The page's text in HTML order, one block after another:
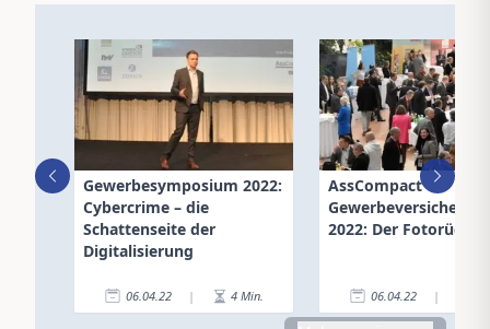
Gewerbesymposium 2022:
Cybercrime – die
Schattenseite der
Digitalisierung
06.04.22 | 4 Min.
AssCompact
2022: Der
06.04.22 |